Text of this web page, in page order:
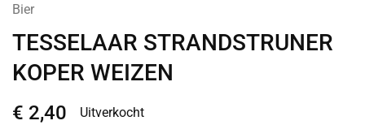
Bier
TESSELAAR STRANDSTRUNER
KOPER WEIZEN
€ 2,40 Uitverkocht